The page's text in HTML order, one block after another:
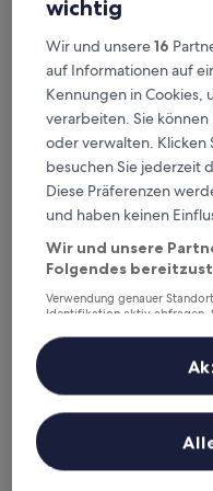
Blacktown
Blacktown Tavern
2.5-
Sterne-
Unterkunft
0,9 km von Bahnhof
7.4
von
10,
(108
Bewertungen)
7,4/10 Gut (108
Atura Blacktown
wichtig
Wir und unsere16
auf Informationen auf
Kennungen in Cookies,
verarbeiten. Sie
oder verwalten. Klicken
besuchen Sie jederzeit
Diese Präferenzen
und haben keinen
Wir und unsere
Folgendes
Verwendung genauer
Identifikation aktiv abfragen.
Inhalte, Messung von
Zielgruppenforschung sowie
Liste der Partner